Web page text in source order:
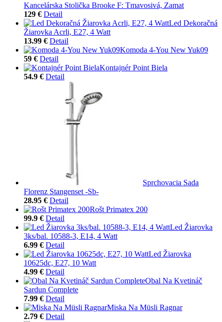
Kancelárska Stolička Brooke F: Tmavosivá, Zamat
129 € Detail
Led Dekoračná
Žiarovka Acrli, E27, 4 Watt
13.99 € Detail
Komoda 4-You New Yuk09
59 € Detail
Kontajnér Point Biela
54.9 € Detail
Sprchovacia Sada
Florenz Stangenset -Sb-
28.95 € Detail
Rošt Primatex 200
99.9 € Detail
Led Žiarovka
3ks/bal. 10588-3, E14, 4 Watt
6.99 € Detail
Led Žiarovka
10625dc, E27, 10 Watt
4.99 € Detail
Obal Na Kvetináč
Sardun Complete
7.99 € Detail
Miska Na Müsli Ragnar
2.79 € Detail